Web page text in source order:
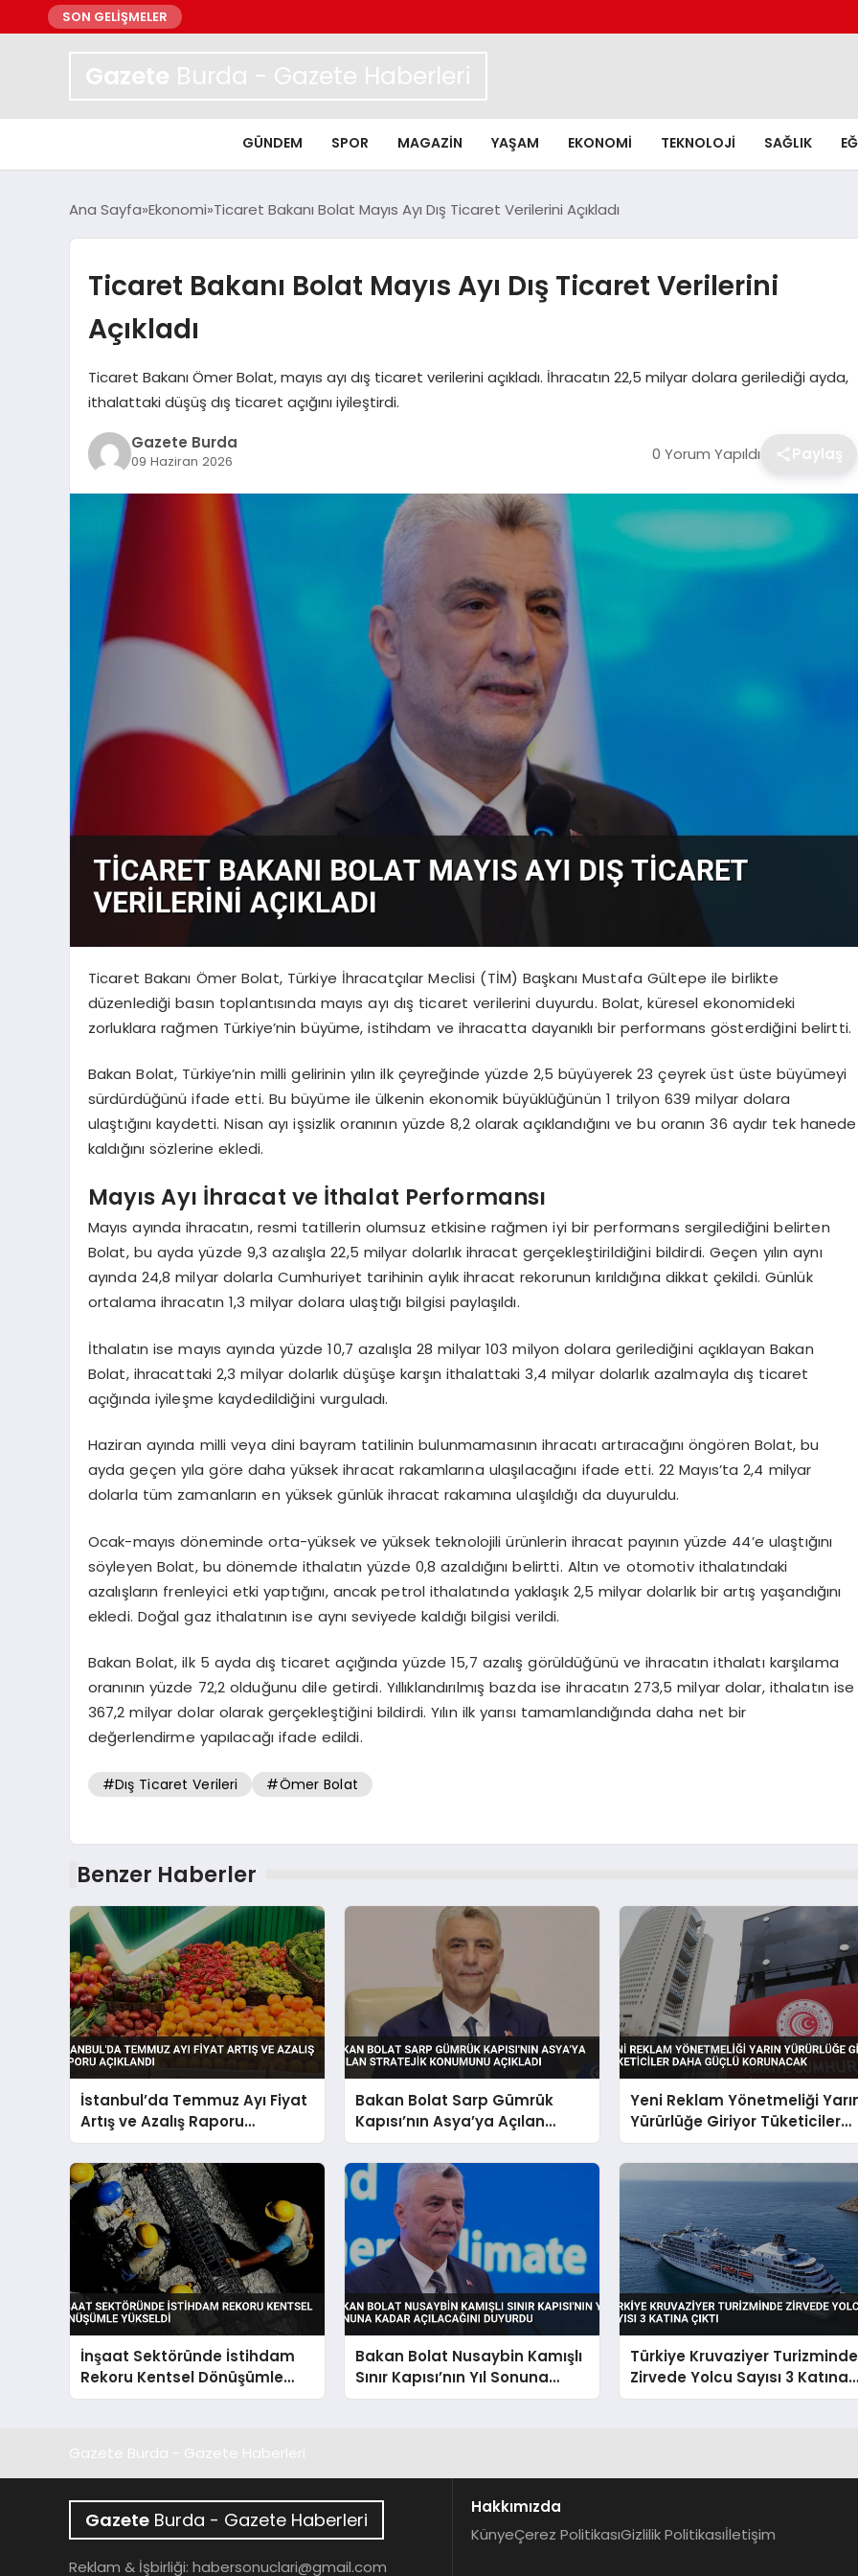
SON GELİŞMELER
Gazete Burda - Gazete Haberleri
GÜNDEM SPOR MAGAZIN YAŞAM EKONOMI TEKNOLOJI SAĞLIK
Ana Sayfa Ekonomi Ticaret Bakanı Bolat Mayıs Ayı Dış Ticaret Verilerini Açıkladı
Ticaret Bakanı Bolat Mayıs Ayı Dış Ticaret Verilerini
Açıkladı
Ticaret Bakanı Ömer Bolat, mayıs ayı dış ticaret verilerini açıkladı. İhracatın 22,5 milyar dolara gerilediği ayda,
ithalattaki düşüş dış ticaret açığını iyileştirdi.
Gazete Burda
09 Haziran 2026 0 Yorum Yapıldı Paylaş
Ticaret Bakanı Ömer Bolat, Türkiye İhracatçılar Meclisi (TİM) Başkanı Mustafa Gültepe ile birlikte
düzenlediği basın toplantısında mayıs ayı dış ticaret verilerini duyurdu. Bolat, küresel ekonomideki
zorluklara rağmen Türkiye’nin büyüme, istihdam ve ihracatta dayanıklı bir performans gösterdiğini belirtti.
Bakan Bolat, Türkiye’nin milli gelirinin yılın ilk çeyreğinde yüzde 2,5 büyüyerek 23 çeyrek üst üste büyümeyi
sürdürdüğünü ifade etti. Bu büyüme ile ülkenin ekonomik büyüklüğünün 1 trilyon 639 milyar dolara
ulaştığını kaydetti. Nisan ayı işsizlik oranının yüzde 8,2 olarak açıklandığını ve bu oranın 36 aydır tek hanede
kaldığını sözlerine ekledi.
Mayıs Ayı İhracat ve İthalat Performansı
Mayıs ayında ihracatın, resmi tatillerin olumsuz etkisine rağmen iyi bir performans sergilediğini belirten
Bolat, bu ayda yüzde 9,3 azalışla 22,5 milyar dolarlık ihracat gerçekleştirildiğini bildirdi. Geçen yılın aynı
ayında 24,8 milyar dolarla Cumhuriyet tarihinin aylık ihracat rekorunun kırıldığına dikkat çekildi. Günlük
ortalama ihracatın 1,3 milyar dolara ulaştığı bilgisi paylaşıldı.
İthalatın ise mayıs ayında yüzde 10,7 azalışla 28 milyar 103 milyon dolara gerilediğini açıklayan Bakan
Bolat, ihracattaki 2,3 milyar dolarlık düşüşe karşın ithalattaki 3,4 milyar dolarlık azalmayla dış ticaret
açığında iyileşme kaydedildiğini vurguladı.
Haziran ayında milli veya dini bayram tatilinin bulunmamasının ihracatı artıracağını öngören Bolat, bu
ayda geçen yıla göre daha yüksek ihracat rakamlarına ulaşılacağını ifade etti. 22 Mayıs’ta 2,4 milyar
dolarla tüm zamanların en yüksek günlük ihracat rakamına ulaşıldığı da duyuruldu.
Ocak-mayıs döneminde orta-yüksek ve yüksek teknolojili ürünlerin ihracat payının yüzde 44’e ulaştığını
söyleyen Bolat, bu dönemde ithalatın yüzde 0,8 azaldığını belirtti. Altın ve otomotiv ithalatındaki
azalışların frenleyici etki yaptığını, ancak petrol ithalatında yaklaşık 2,5 milyar dolarlık bir artış yaşandığını
ekledi. Doğal gaz ithalatının ise aynı seviyede kaldığı bilgisi verildi.
Bakan Bolat, ilk 5 ayda dış ticaret açığında yüzde 15,7 azalış görüldüğünü ve ihracatın ithalatı karşılama
oranının yüzde 72,2 olduğunu dile getirdi. Yıllıklandırılmış bazda ise ihracatın 273,5 milyar dolar, ithalatın ise
367,2 milyar dolar olarak gerçekleştiğini bildirdi. Yılın ilk yarısı tamamlandığında daha net bir
değerlendirme yapılacağı ifade edildi.
#Dış Ticaret Verileri #Ömer Bolat
Benzer Haberler
İstanbul’da Temmuz Ayı Fiyat
Artış ve Azalış Raporu
Açıklandı
Bakan Bolat Sarp Gümrük
Kapısı’nın Asya’ya Açılan
Stratejik Konumunu Açıkladı
Yeni Reklam Yönetmeliği
Yürürlüğe Giriyor Tüketiciler
Daha Güçlü Korunacak
İnşaat Sektöründe İstihdam
Rekoru Kentsel Dönüşümle
Yükseldi
Bakan Bolat Nusaybin Kamışlı
Sınır Kapısı’nın Yıl Sonuna
Kadar Açılacağını Duyurdu
Türkiye Kruvaziyer Turizminde
Zirvede Yolcu Sayısı 3 Katına
Çıktı
Gazete Burda - Gazete Haberleri
Gazete Burda - Gazete Haberleri
Reklam & İşbirliği: habersonuclari@gmail.com
Hakkımızda
KünyeÇerez PolitikasıGizlilik Politikasıİletişim